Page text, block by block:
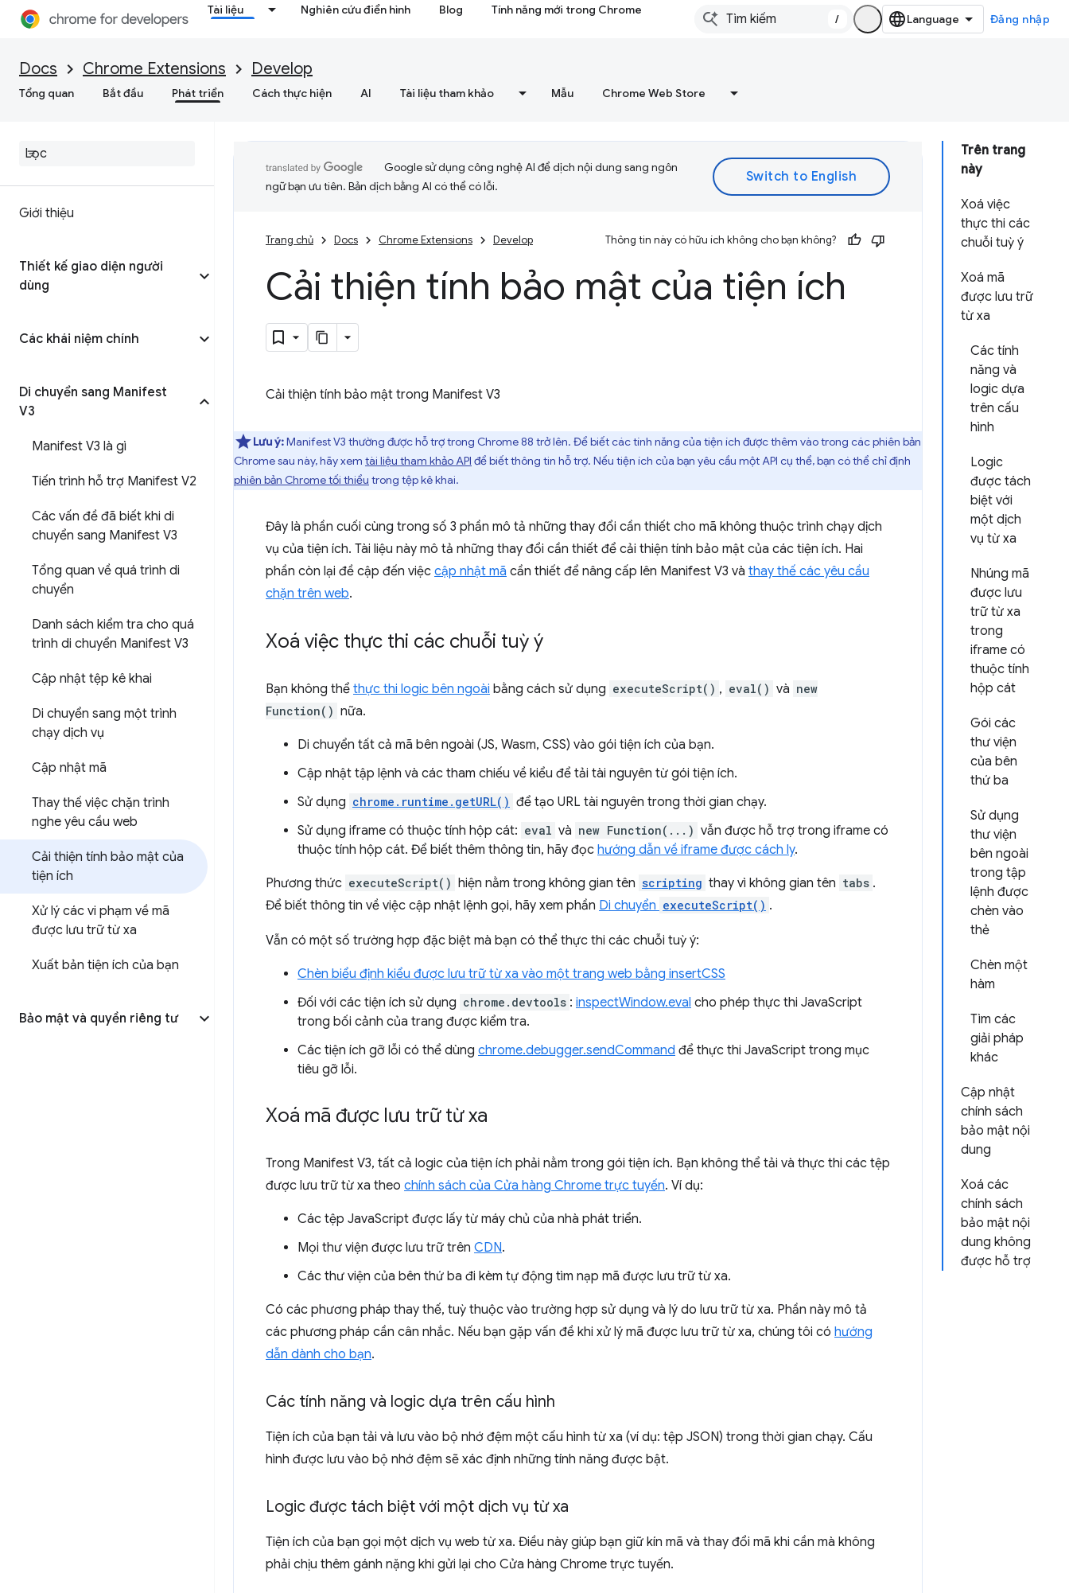
Tài liệu Nghiên cứu điển hình Blog Tính năng mới trong Chrome
/ Đăng nhập
Docs Chrome Extensions Develop
Tổng quan Bắt đầu Phát triển Cách thực hiện AI Tài liệu tham khảo Mẫu Chrome Web Store
Giới thiệu
Thiết kế giao diện người
dùng
Các khái niệm chính
Di chuyển sang Manifest
V3
Manifest V3 là gì
Tiến trình hỗ trợ Manifest V2
Các vấn đề đã biết khi di
chuyển sang Manifest V3
Tổng quan về quá trình di
chuyển
Danh sách kiểm tra cho quá
trình di chuyển Manifest V3
Cập nhật tệp kê khai
Di chuyển sang một trình
chạy dịch vụ
Cập nhật mã
Thay thế việc chặn trình
nghe yêu cầu web
Cải thiện tính bảo mật của
tiện ích
Xử lý các vi phạm về mã
được lưu trữ từ xa
Xuất bản tiện ích của bạn
Bảo mật và quyền riêng tư
Trên trang
này
Xoá việc
thực thi các
chuỗi tuỳ ý
Xoá mã
được lưu trữ
từ xa
Các tính
năng và
logic dựa
trên cấu
hình
Logic
được tách
biệt với
một dịch
vụ từ xa
Nhúng mã
được lưu
trữ từ xa
trong
iframe có
thuộc tính
hộp cát
Gói các
thư viện
của bên
thứ ba
Sử dụng
thư viện
bên ngoài
trong tập
lệnh được
chèn vào
thẻ
Chèn một
hàm
Tìm các
giải pháp
khác
Cập nhật
chính sách
bảo mật nội
dung
Xoá các
chính sách
bảo mật nội
dung không
được hỗ trợ
Google sử dụng công nghệ AI để dịch nội dung sang ngôn
ngữ bạn ưu tiên. Bản dịch bằng AI có thể có lỗi.
Trang chủ Docs Chrome Extensions Develop Thông tin này có hữu ích không cho bạn không?
Cải thiện tính bảo mật của tiện ích
Cải thiện tính bảo mật trong Manifest V3
Lưu ý:Manifest V3 thường được hỗ trợ trong Chrome 88 trở lên. Để biết các tính năng của tiện ích được thêm vào trong các phiên bản
Chrome sau này, hãy xem tài liệu tham khảo API để biết thông tin hỗ trợ. Nếu tiện ích của bạn yêu cầu một API cụ thể, bạn có thể chỉ định
phiên bản Chrome tối thiểu trong tệp kê khai.
Đây là phần cuối cùng trong số 3 phần mô tả những thay đổi cần thiết cho mã không thuộc trình chạy dịch
vụ của tiện ích. Tài liệu này mô tả những thay đổi cần thiết để cải thiện tính bảo mật của các tiện ích. Hai
phần còn lại đề cập đến việc cập nhật mã cần thiết để nâng cấp lên Manifest V3 và thay thế các yêu cầu
chặn trên web.
Xoá việc thực thi các chuỗi tuỳ ý
Bạn không thể thực thi logic bên ngoài bằng cách sử dụng executeScript() , eval() và new
Function() nữa.
Di chuyển tất cả mã bên ngoài (JS, Wasm, CSS) vào gói tiện ích của bạn.
Cập nhật tập lệnh và các tham chiếu về kiểu để tải tài nguyên từ gói tiện ích.
Sử dụng chrome.runtime.getURL() để tạo URL tài nguyên trong thời gian chạy.
Sử dụng iframe có thuộc tính hộp cát: eval và new Function(...) vẫn được hỗ trợ trong iframe có
thuộc tính hộp cát. Để biết thêm thông tin, hãy đọc hướng dẫn về iframe được cách ly.
Phương thức executeScript() hiện nằm trong không gian tên scripting thay vì không gian tên tabs .
Để biết thông tin về việc cập nhật lệnh gọi, hãy xem phần Di chuyển executeScript() .
Vẫn có một số trường hợp đặc biệt mà bạn có thể thực thi các chuỗi tuỳ ý:
Chèn biểu định kiểu được lưu trữ từ xa vào một trang web bằng insertCSS
Đối với các tiện ích sử dụng chrome.devtools : inspectWindow.eval cho phép thực thi JavaScript
trong bối cảnh của trang được kiểm tra.
Các tiện ích gỡ lỗi có thể dùng chrome.debugger.sendCommand để thực thi JavaScript trong mục
tiêu gỡ lỗi.
Xoá mã được lưu trữ từ xa
Trong Manifest V3, tất cả logic của tiện ích phải nằm trong gói tiện ích. Bạn không thể tải và thực thi các tệp
được lưu trữ từ xa theo chính sách của Cửa hàng Chrome trực tuyến. Ví dụ:
Các tệp JavaScript được lấy từ máy chủ của nhà phát triển.
Mọi thư viện được lưu trữ trên CDN.
Các thư viện của bên thứ ba đi kèm tự động tìm nạp mã được lưu trữ từ xa.
Có các phương pháp thay thế, tuỳ thuộc vào trường hợp sử dụng và lý do lưu trữ từ xa. Phần này mô tả
các phương pháp cần cân nhắc. Nếu bạn gặp vấn đề khi xử lý mã được lưu trữ từ xa, chúng tôi có hướng
dẫn dành cho bạn.
Các tính năng và logic dựa trên cấu hình
Tiện ích của bạn tải và lưu vào bộ nhớ đệm một cấu hình từ xa (ví dụ: tệp JSON) trong thời gian chạy. Cấu
hình được lưu vào bộ nhớ đệm sẽ xác định những tính năng được bật.
Logic được tách biệt với một dịch vụ từ xa
Tiện ích của bạn gọi một dịch vụ web từ xa. Điều này giúp bạn giữ kín mã và thay đổi mã khi cần mà không
phải chịu thêm gánh nặng khi gửi lại cho Cửa hàng Chrome trực tuyến.